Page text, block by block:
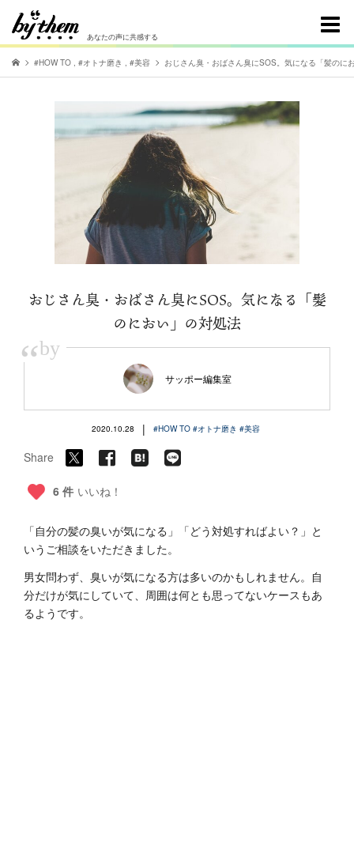
あなたの声に共感する
#HOW TO , #オトナ磨き , #美容 おじさん臭・おばさん臭にSOS。気になる「髪のに
おじさん臭・おばさん臭にSOS。気になる「髪
のにおい」の対処法
“by
サッポー編集室
2020.10.28 | #HOW TO #オトナ磨き #美容
Share
6 件 いいね！
「自分の髪の臭いが気になる」「どう対処すればよい？」と
いうご相談をいただきました。
男女問わず、臭いが気になる方は多いのかもしれません。自
分だけが気にしていて、周囲は何とも思ってないケースもあ
るようです。